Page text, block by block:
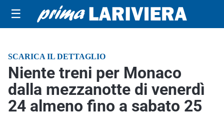
☰
SCARICA IL DETTAGLIO
Niente treni per Monaco
dalla mezzanotte di venerdì
24 almeno fino a sabato 25